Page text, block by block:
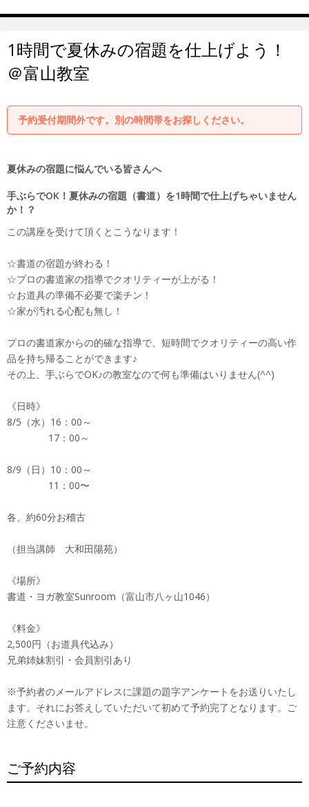
1時間で夏休みの宿題を仕上げよう！
＠富山教室
予約受付期間外です。別の時間帯をお探しください。
夏休みの宿題に悩んでいる皆さんへ
手ぶらでOK！夏休みの宿題（書道）を1時間で仕上げちゃいません
か！？
この講座を受けて頂くとこうなります！
☆書道の宿題が終わる！
☆プロの書道家の指導でクオリティーが上がる！
☆お道具の準備不必要で楽チン！
☆家が汚れる心配も無し！
プロの書道家からの的確な指導で、短時間でクオリティーの高い作
品を持ち帰ることができます♪
その上、手ぶらでOK♪の教室なので何も準備はいりません(^^)
《日時》
8/5（水）16：00～
17：00～
8/9（日）10：00～
11：00〜
各、約60分お稽古
（担当講師 大和田陽苑）
《場所》
書道・ヨガ教室Sunroom（富山市八ヶ山1046）
《料金》
2,500円（お道具代込み）
兄弟姉妹割引・会員割引あり
※予約者のメールアドレスに課題の題字アンケートをお送りいたし
ます。それにお答えしていただいて初めて予約完了となります。ご
注意くださいませ。
ご予約内容